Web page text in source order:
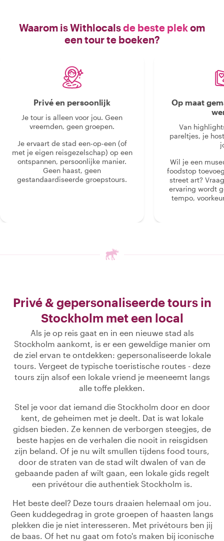
Waarom is Withlocalsde beste plekom
een tour te boeken?
Privé en persoonlijk
Je tour is alleen voor jou. Geen
vreemden, geen groepen.
Je ervaart de stad een-op-een (of
met je eigen reisgezelschap) op een
ontspannen, persoonlijke manier.
Geen haast, geen
gestandaardiseerde groepstours.
Op maat
Van
pareltjes, je
Wil je een
foodstop
street art?
ervaring wordt
tempo,
Privé & gepersonaliseerde tours in
Stockholm met een local
Als je op reis gaat en in een nieuwe stad als
Stockholm aankomt, is er een geweldige manier om
de ziel ervan te ontdekken: gepersonaliseerde lokale
tours. Vergeet de typische toeristische routes - deze
tours zijn alsof een lokale vriend je meeneemt langs
alle toffe plekken.
Stel je voor dat iemand die Stockholm door en door
kent, de geheimen met je deelt. Dat is wat lokale
gidsen bieden. Ze kennen de verborgen steegjes, de
beste hapjes en de verhalen die nooit in reisgidsen
zijn beland. Of je nu wilt smullen tijdens food tours,
door de straten van de stad wilt dwalen of van de
gebaande paden af wilt gaan, een lokale gids regelt
een privétour die authentiek Stockholm is.
Het beste deel? Deze tours draaien helemaal om jou.
Geen kuddegedrag in grote groepen of haasten langs
plekken die je niet interesseren. Met privétours ben jij
de baas. Of het nu gaat om foto's maken bij iconische